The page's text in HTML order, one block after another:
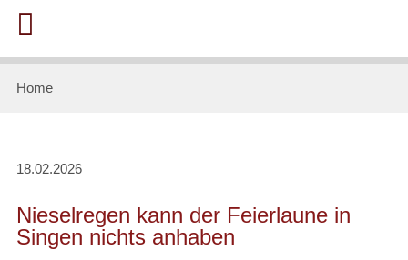
Home
18.02.2026
Nieselregen kann der Feierlaune in
Singen nichts anhaben